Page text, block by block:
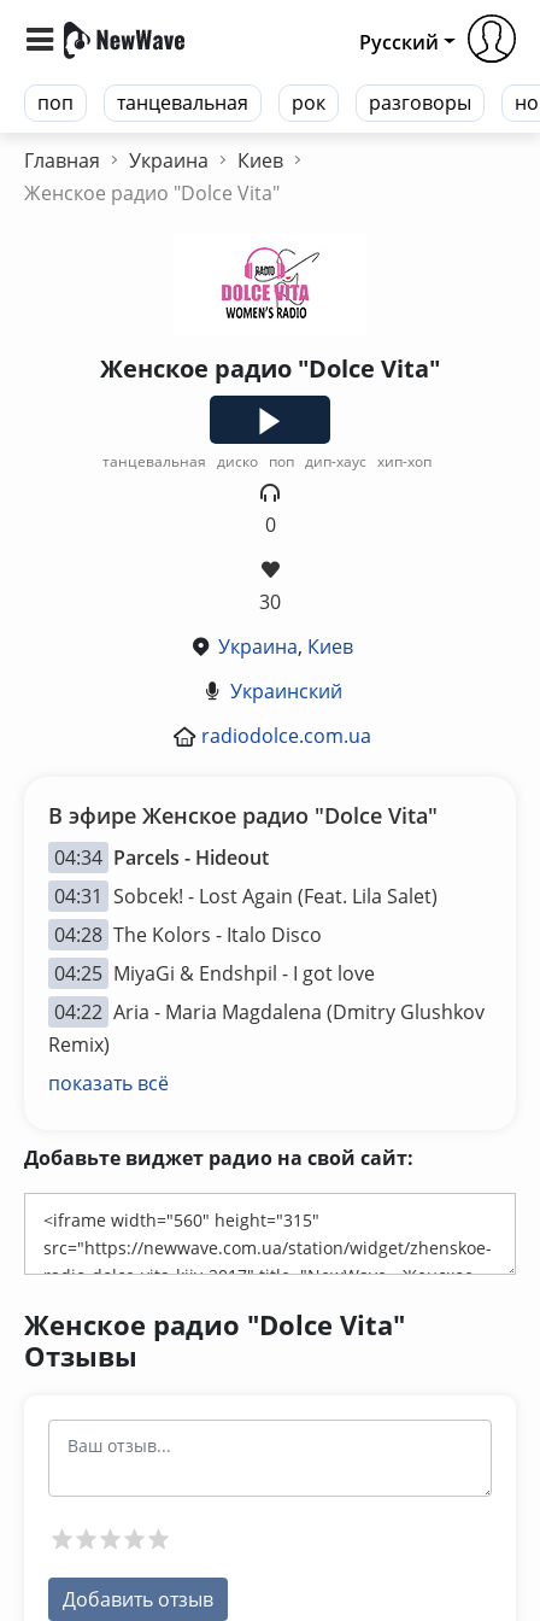
поп танцевальная рок разговоры
Русский
Главная Украина
Киев
Женское радио "Dolce Vita"
Женское радио "Dolce Vita"
танцевальная диско поп дип-хаус хип-хоп
0
30
Украина, Киев
Украинский
radiodolce.com.ua
В эфире Женское радио "Dolce Vita"
04:34 Parcels - Hideout
04:31 Sobcek! - Lost Again (Feat. Lila Salet)
04:28 The Kolors - Italo Disco
04:25 MiyaGi & Endshpil - I got love
04:22 Aria - Maria Magdalena (Dmitry Glushkov
Remix)
показать всё
Добавьте виджет радио на свой сайт:
Женское радио "Dolce Vita"
Отзывы
Добавить отзыв